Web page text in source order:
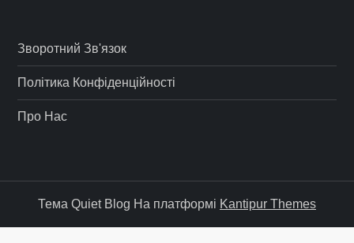
Зворотний Зв'язок
Політика Конфіденційності
Про Нас
Тема Quiet Blog На платформі Kantipur Themes